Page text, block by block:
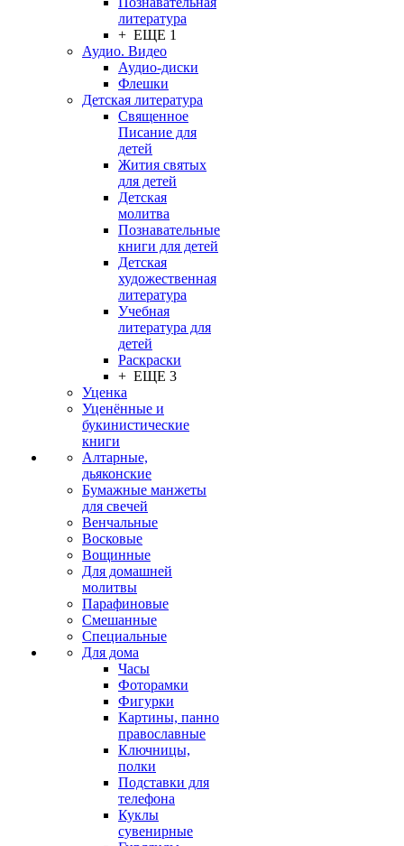
литература
+ ЕЩЕ 1
Аудио. Видео
Аудио-диски
Флешки
Детская литература
Священное
Писание для
детей
Жития святых
для детей
Детская
молитва
Познавательные
книги для детей
Детская
художественная
литература
Учебная
литература для
детей
Раскраски
+ ЕЩЕ 3
Уценка
Уценённые и
букинистические
книги
Алтарные,
дьяконские
Бумажные манжеты
для свечей
Венчальные
Восковые
Вощинные
Для домашней
молитвы
Парафиновые
Смешанные
Специальные
Для дома
Часы
Фоторамки
Фигурки
Картины, панно
православные
Ключницы,
полки
Подставки для
телефона
Куклы
сувенирные